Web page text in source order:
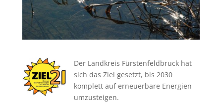
Der Landkreis Fürstenfeldbruck hat
sich das Ziel gesetzt, bis 2030
komplett auf erneuerbare Energien
umzusteigen.